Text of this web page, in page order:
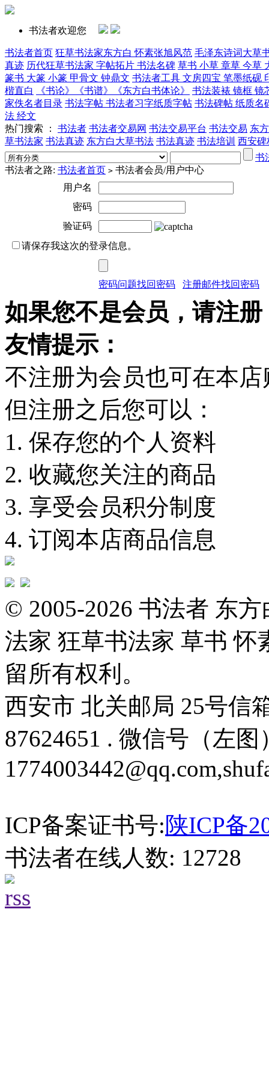
书法者欢迎您
书法者首页 狂草书法家东方白 怀素张旭风范 毛泽东诗词大草
真迹 历代狂草书法家 字帖拓片 书法名碑 草书 小草 章草 今草
篆书 大篆 小篆 甲骨文 钟鼎文 书法者工具 文房四宝 笔墨纸砚
楷直白
《书论》《书谱》《东方白书体论》
书法装裱 镜框 镜
家佚名者目录 书法字帖 书法者习字纸质字帖 书法碑帖 纸质名
法 经文
热门搜索 ： 书法者 书法者交易网 书法交易平台 书法交易 东
草书法家 书法真迹 东方白大草书法 书法真迹 书法培训 西安碑
书
书法者之路: 书法者首页 > 书法者会员/用户中心
用户名
密码
验证码
请保存我这次的登录信息。
密码问题找回密码 注册邮件找回密码
如果您不是会员，请注册
友情提示：
不注册为会员也可在本
但注册之后您可以：
1. 保存您的个人资料
2. 收藏您关注的商品
3. 享受会员积分制度
4. 订阅本店商品信息
© 2005-2026 书法者 东
法家 狂草书法家 草书 怀
留所有权利。
西安市 北关邮局 25号信
87624651 . 微信号（左
ICP备案证书号:陕ICP备
书法者在线人数: 12728